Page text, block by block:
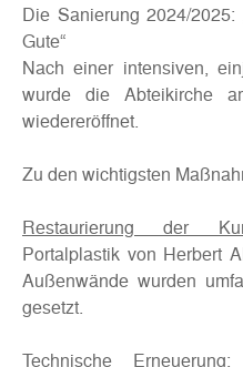
Die Sanierung 2024/
Gute“
Nach einer intensiven,
wurde die Abteikirche
wiedereröffnet.
Zu den wichtigsten
Restaurierung der
Portalplastik von Herbert
Außenwände wurden
gesetzt.
Technische Erneuerung: